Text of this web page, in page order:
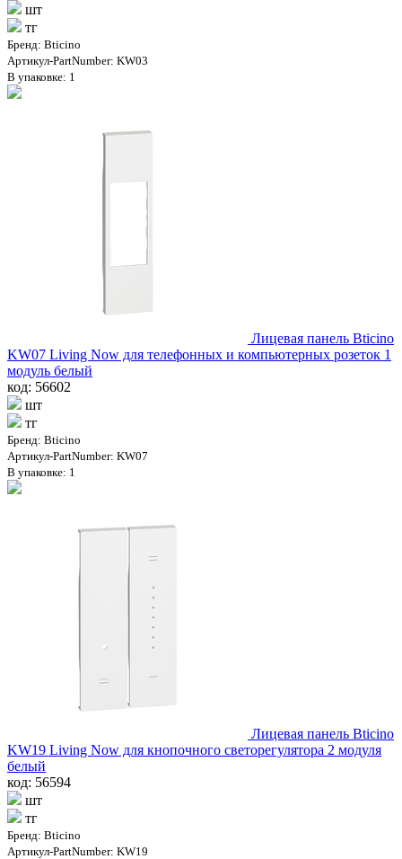
шт
тг
Бренд: Bticino
Артикул-PartNumber: KW03
В упаковке: 1
Лицевая панель Bticino
KW07 Living Now для телефонных и компьютерных розеток 1
модуль белый
код: 56602
шт
тг
Бренд: Bticino
Артикул-PartNumber: KW07
В упаковке: 1
Лицевая панель Bticino
KW19 Living Now для кнопочного светорегулятора 2 модуля
белый
код: 56594
шт
тг
Бренд: Bticino
Артикул-PartNumber: KW19